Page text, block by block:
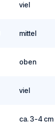
viel
mittel
oben
viel
ca. 3-4 cm